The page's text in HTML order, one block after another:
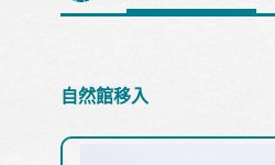
自然館移入